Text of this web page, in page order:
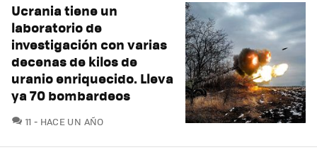
Ucrania tiene un
laboratorio de
investigación con varias
decenas de kilos de
uranio enriquecido. Lleva
ya 70 bombardeos
11 COMENTARIOS
HACE UN AÑO